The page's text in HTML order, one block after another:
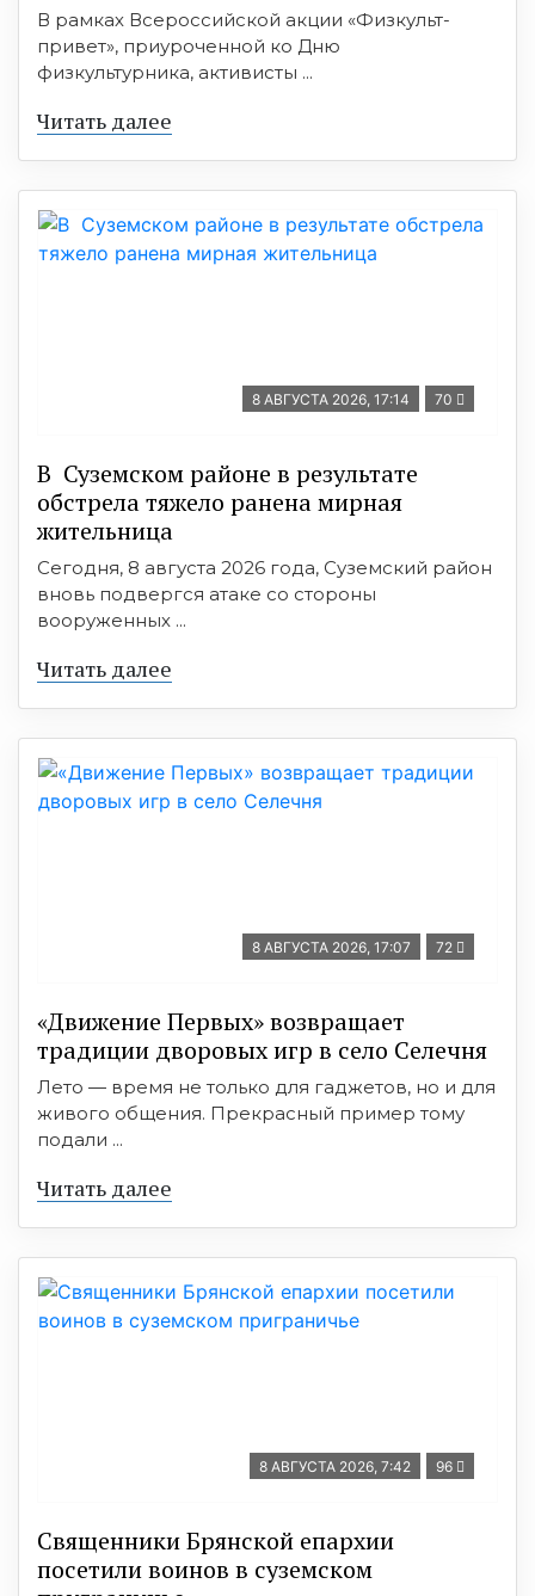
В рамках Всероссийской акции «Физкульт-
привет», приуроченной ко Дню
физкультурника, активисты ...
Читать далее
8 АВГУСТА 2026, 17:14 70
В Суземском районе в результате
обстрела тяжело ранена мирная
жительница
Сегодня, 8 августа 2026 года, Суземский район
вновь подвергся атаке со стороны
вооруженных ...
Читать далее
8 АВГУСТА 2026, 17:07 72
«Движение Первых» возвращает
традиции дворовых игр в село Селечня
Лето — время не только для гаджетов, но и для
живого общения. Прекрасный пример тому
подали ...
Читать далее
8 АВГУСТА 2026, 7:42 96
Священники Брянской епархии
посетили воинов в суземском